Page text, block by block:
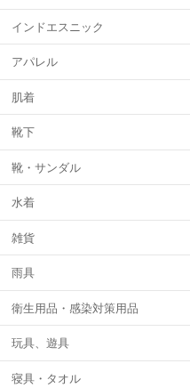
インドエスニック
アパレル
肌着
靴下
靴・サンダル
水着
雑貨
雨具
衛生用品・感染対策用品
玩具、遊具
寝具・タオル